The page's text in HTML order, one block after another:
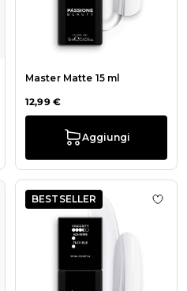
Master Matte 15 ml
12,99 €
Aggiungi
alla wishlist Colore
BESTSELLER